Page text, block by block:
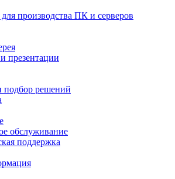
производства ПК и серверов
презентации
подбор решений
обслуживание
поддержка